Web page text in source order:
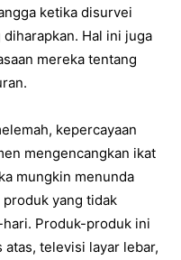
ketika disurvei
Hal ini juga
mereka tentang
kepercayaan
mengencangkan ikat
mungkin menunda
yang tidak
Produk-produk ini
televisi layar lebar,